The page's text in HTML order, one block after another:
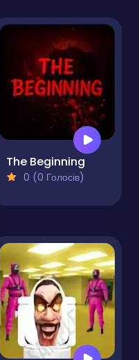
The Beginning
0 (0 Голосів)